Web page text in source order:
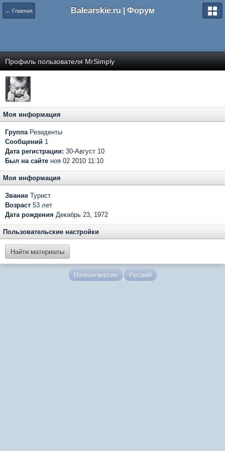
← Главная Balearskie.ru | Форум
Профиль пользователя MrSimply
Моя информация
ГруппаРезиденты
Сообщений 1
Дата регистрации: 30-Август 10
Был на сайте ноя 02 2010 11:10
Моя информация
Звание Турист
Возраст 53 лет
Дата рождения Декабрь 23, 1972
Пользовательские настройки
Найти материалы
Полная версия Русский